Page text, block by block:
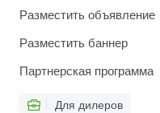
Разместить объявление
Разместить баннер
Партнерская программа
Для дилеров